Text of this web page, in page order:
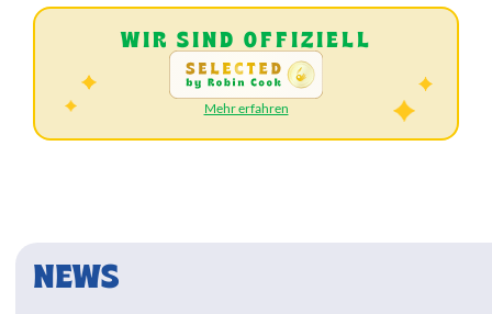
WIR SIND OFFIZIELL
Mehr erfahren
NEWS